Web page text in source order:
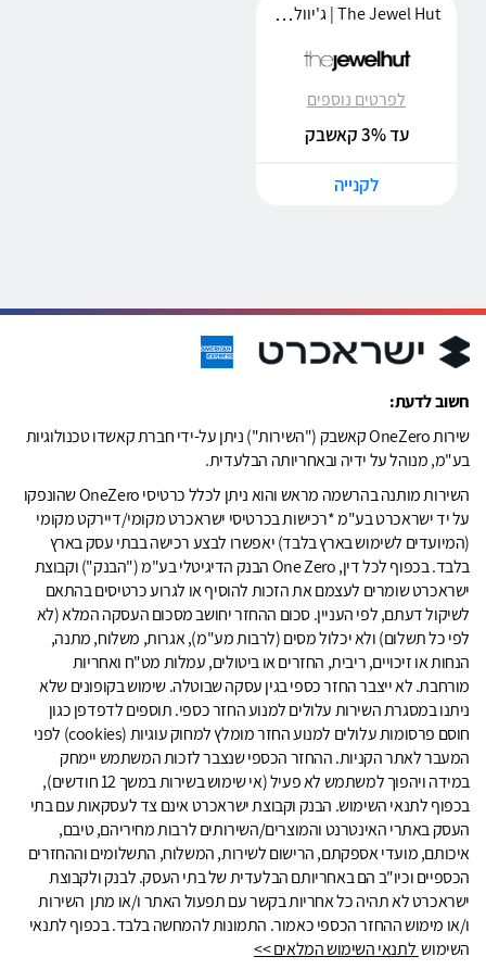
The Jewel Hut | ג'יוולהאט
לפרטים נוספים
עד 3% קאשבק
לקנייה
חשוב לדעת:
שירות OneZero קאשבק ("השירות") ניתן על-ידי חברת קאשדו טכנולוגיות
בע"מ, מנוהל על ידיה ובאחריותה הבלעדית.
השירות מותנה בהרשמה מראש והוא ניתן לכלל כרטיסי OneZero שהונפקו
על יד ישראכרט בע"מ *רכישות בכרטיסי ישראכרט מקומי/דיירקט מקומי
(המיועדים לשימוש בארץ בלבד) יאפשרו לבצע רכישה בבתי עסק בארץ
בלבד. בכפוף לכל דין, One Zero הבנק הדיגיטלי בע"מ ("הבנק") וקבוצת
ישראכרט שומרים לעצמם את הזכות להוסיף או לגרוע כרטיסים בהתאם
לשיקול דעתם, לפי העניין. סכום ההחזר יחושב מסכום העסקה המלא (לא
לפי כל תשלום) ולא יכלול מסים (לרבות מע"מ), אגרות, משלוח, מתנה,
הנחות או זיכויים, ריבית, החזרים או ביטולים, עמלות מט"ח ואחריות
מורחבת. לא ייצבר החזר כספי בגין עסקה שבוטלה. שימוש בקופונים שלא
ניתנו במסגרת השירות עלולים למנוע החזר כספי. תוספים לדפדפן כגון
חוסם פרסומות עלולים למנוע החזר מומלץ למחוק עוגיות (cookies) לפני
המעבר לאתר הקניות. ההחזר הכספי שנצבר לזכות המשתמש יימחק
במידה ויהפוך למשתמש לא פעיל (אי שימוש בשירות במשך 12 חודשים),
בכפוף לתנאי השימוש. הבנק וקבוצת ישראכרט אינם צד לעסקאות עם בתי
העסק באתרי האינטרנט והמוצרים/השירותים לרבות מחיריהם, טיבם,
איכותם, מועדי אספקתם, הרישום לשירות, המשלוח, התשלומים וההחזרים
הכספיים וכיו"ב הם באחריותם הבלעדית של בתי העסק. לבנק ולקבוצת
ישראכרט לא תהיה כל אחריות בקשר עם תפעול האתר ו/או מתן השירות
ו/או מימוש ההחזר הכספי כאמור. התמונות להמחשה בלבד. בכפוף לתנאי
השימוש לתנאי השימוש המלאים >>